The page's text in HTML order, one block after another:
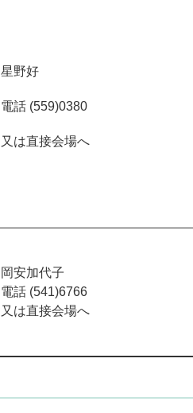
星野好
電話 (559)0380
又は直接会場へ
岡安加代子
電話 (541)6766
又は直接会場へ